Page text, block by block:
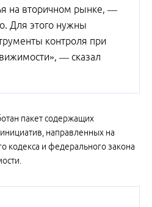
на вторичном рынке, —
Для этого нужны
контроля при
— сказал
пакет содержащих
направленных на
кодекса и федерального закона